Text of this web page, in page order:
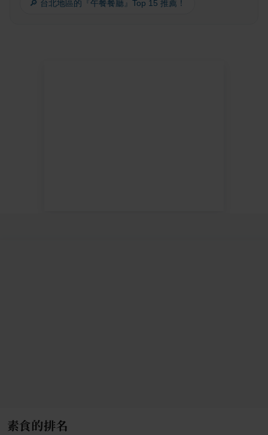
🔎 台北地區的『午餐餐廳』Top 15 推薦！
素食的排名